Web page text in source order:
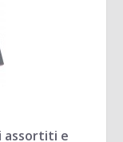
assortiti e